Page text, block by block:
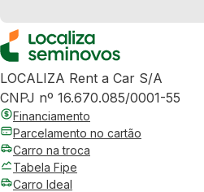
LOCALIZA Rent a Car S/A
CNPJ nº 16.670.085/0001-55
Financiamento
Parcelamento no cartão
Carro na troca
Tabela Fipe
Carro Ideal